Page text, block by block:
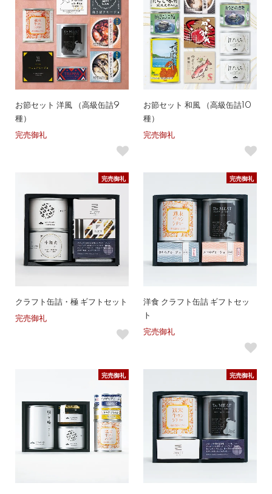
お節セット 洋風 （高級缶詰9
種）
完売御礼
お節セット 和風 （高級缶詰10
種）
完売御礼
完売御礼
クラフト缶詰・極 ギフトセット
完売御礼
完売御礼
洋食 クラフト缶詰 ギフトセッ
ト
完売御礼
完売御礼 完売御礼